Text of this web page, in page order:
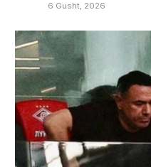
6 Gusht, 2026